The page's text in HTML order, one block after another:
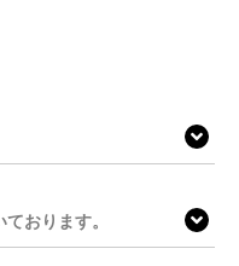
おります。